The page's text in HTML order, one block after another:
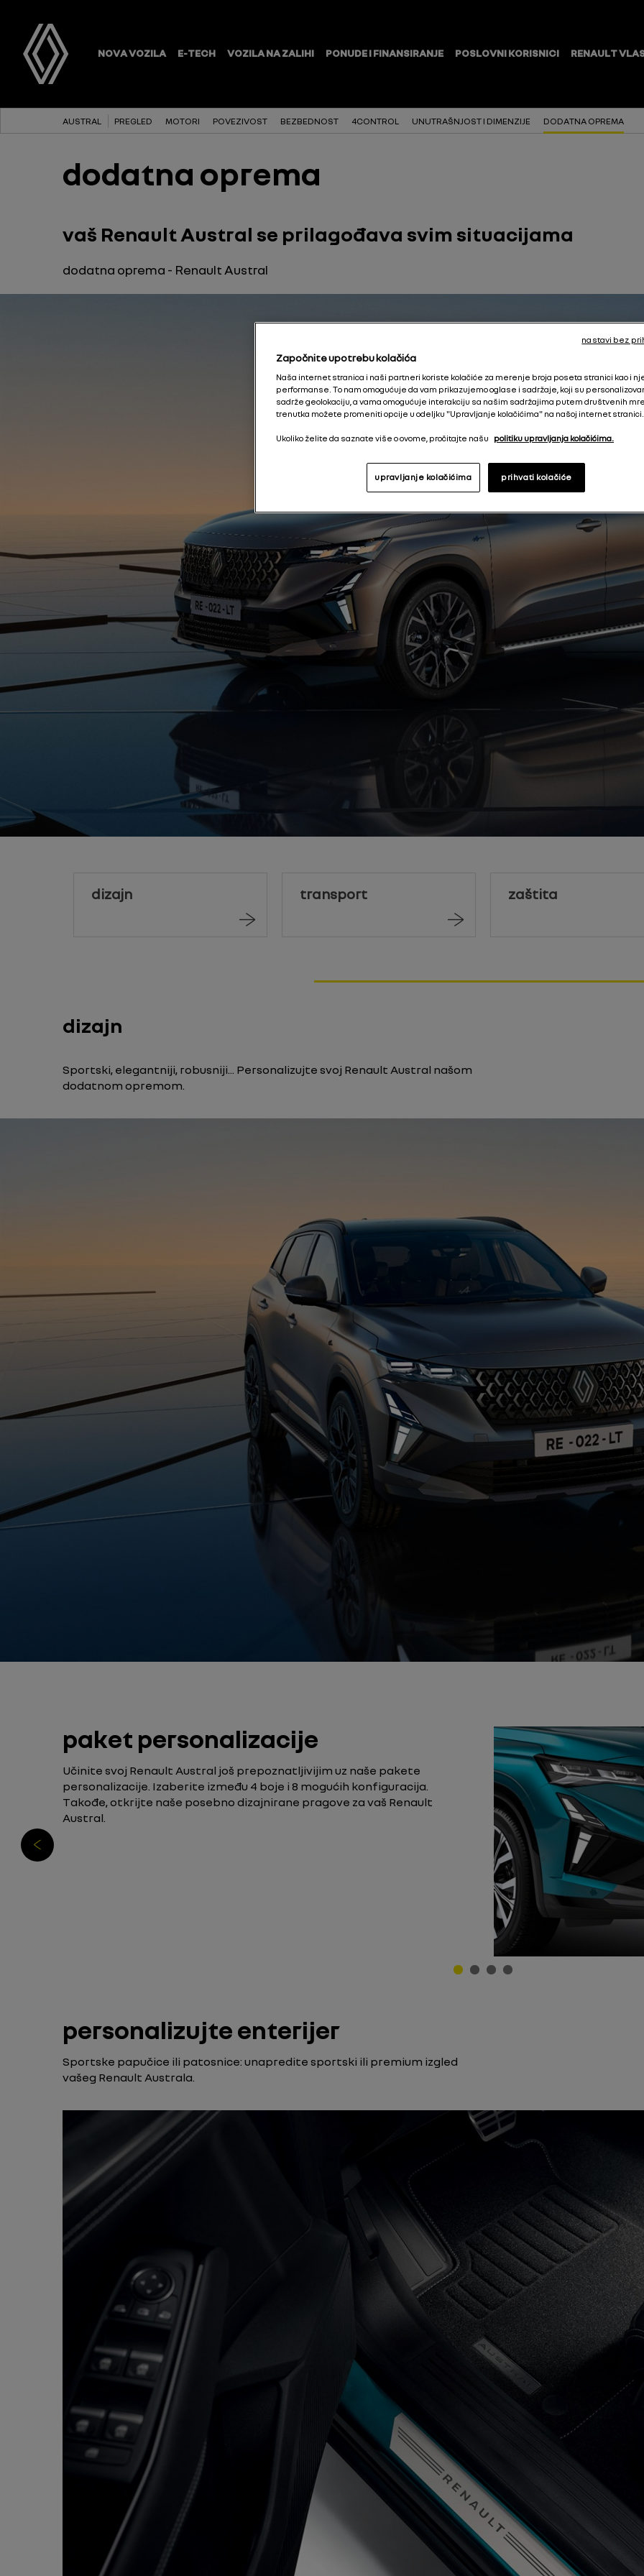
AUSTRAL PREGLED MOTORI POVEZIVOST BEZBEDNOST 4CONTROL UNUTRAŠNJOST I DIMENZIJE DODATNA OPREMA
dodatna oprema
vaš Renault Austral se prilagođava svim situacijama
dodatna oprema - Renault Austral
dizajn transport zaštita
dizajn
Sportski, elegantniji, robusniji... Personalizujte svoj Renault Austral našom
dodatnom opremom.
paket personalizacije
Učinite svoj Renault Austral još prepoznatljivijim uz naše pakete
personalizacije. Izaberite između 4 boje i 8 mogućih konfiguracija.
Takođe, otkrijte naše posebno dizajnirane pragove za vaš Renault
Austral.
personalizujte enterijer
Sportske papučice ili patosnice: unapredite sportski ili premium izgled
vašeg Renault Australa.
Započnite upotrebu kolačića
Naša internet stranica i naši partneri koriste kolačiće za merenje broja poseta stranici kao i
performanse. To nam omogućuje da vam prikazujemo oglase i sadržaje, koji su
sadrže geolokaciju, a vama omogućuje interakciju sa našim sadržajima putem društvenih
trenutka možete promeniti opcije u odeljku "Upravljanje kolačićima" na našoj internet stranici.
Ukoliko želite da saznate više o ovome, pročitajte našu politiku upravljanja kolačićima.
prihvati kolačiće
upravljanje kolačićima
nastavi bez